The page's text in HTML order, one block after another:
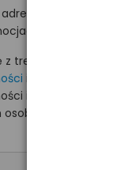
e-mail
na hurt.com.pl.
treścią i akceptuję
i wyrażam zgodę
na